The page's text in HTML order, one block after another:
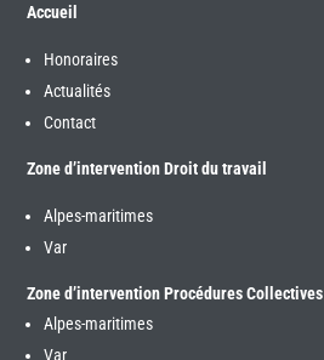
Accueil
Honoraires
Actualités
Contact
Zone d’intervention Droit du travail
Alpes-maritimes
Var
Zone d’intervention Procédures Collectives
Alpes-maritimes
Var